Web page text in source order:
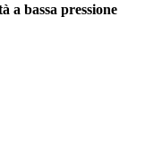
a bassa pressione